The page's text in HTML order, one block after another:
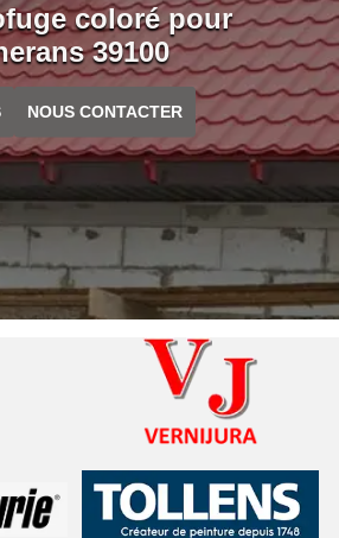
coloré pour
39100
NOUS CONTACTER